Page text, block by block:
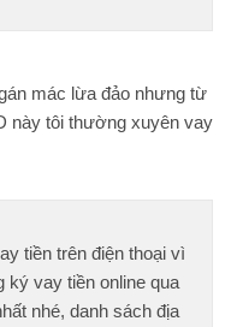
mác lừa đảo nhưng từ
này tôi thường xuyên vay
tiền trên điện thoại vì
ký vay tiền online qua
nhé, danh sách địa